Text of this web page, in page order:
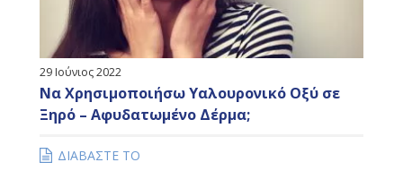
29 Ιούνιος 2022
Να Χρησιμοποιήσω Υαλουρονικό Οξύ σε
Ξηρό – Αφυδατωμένο Δέρμα;
ΔΙΑΒΑΣΤΕ ΤΟ